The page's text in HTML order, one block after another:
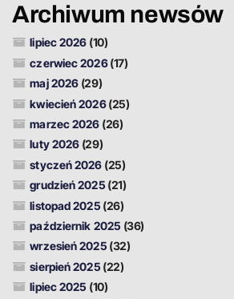
Archiwum newsów
lipiec 2026 (10)
czerwiec 2026(17)
maj 2026 (29)
kwiecień 2026(25)
marzec 2026 (26)
luty 2026 (29)
styczeń 2026 (25)
grudzień 2025 (21)
listopad 2025 (26)
październik 2025 (36)
wrzesień 2025 (32)
sierpień 2025 (22)
lipiec 2025 (10)